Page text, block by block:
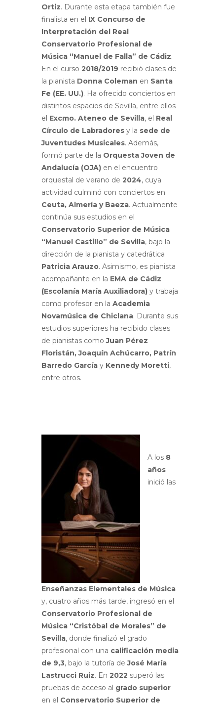
Ortiz. Durante esta etapa también fue
finalista en el IX Concurso de
Interpretación del Real
Conservatorio Profesional de
Música “Manuel de Falla” de Cádiz.
En el curso 2018/2019 recibió clases de
la pianista Donna Coleman en Santa
Fe (EE. UU.). Ha ofrecido conciertos en
distintos espacios de Sevilla, entre ellos
el Excmo. Ateneo de Sevilla, el Real
Círculo de Labradores y la sede de
Juventudes Musicales. Además,
formó parte de la Orquesta Joven de
Andalucía (OJA) en el encuentro
orquestal de verano de 2024, cuya
actividad culminó con conciertos en
Ceuta, Almería y Baeza. Actualmente
continúa sus estudios en el
Conservatorio Superior de Música
“Manuel Castillo” de Sevilla, bajo la
dirección de la pianista y catedrática
Patricia Arauzo. Asimismo, es pianista
acompañante en la EMA de Cádiz
(Escolanía María Auxiliadora) y trabaja
como profesor en la Academia
Novamúsica de Chiclana. Durante sus
estudios superiores ha recibido clases
de pianistas comoJuan Pérez
Floristán, Joaquín Achúcarro, Patrín
Barredo García y Kennedy Moretti,
entre otros.
A los 8
años
inició las
Enseñanzas Elementales de Música
y, cuatro años más tarde, ingresó en el
Conservatorio Profesional de
Música “Cristóbal de Morales” de
Sevilla, donde finalizó el grado
profesional con una calificación media
de 9,3, bajo la tutoría deJosé María
Lastrucci Ruiz. En 2022 superó las
pruebas de acceso al grado superior
en el Conservatorio Superior de